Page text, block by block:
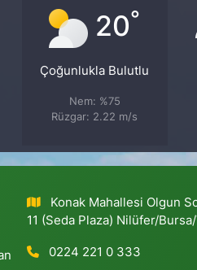
20°
Çoğunlukla Bulutlu
Nem: %75
Rüzgar: 2.22 m/s
Konak Mahallesi Olgun
11 (Seda Plaza) Nilüfer/
0224 221 0 333